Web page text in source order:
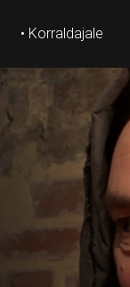
• Korraldajale